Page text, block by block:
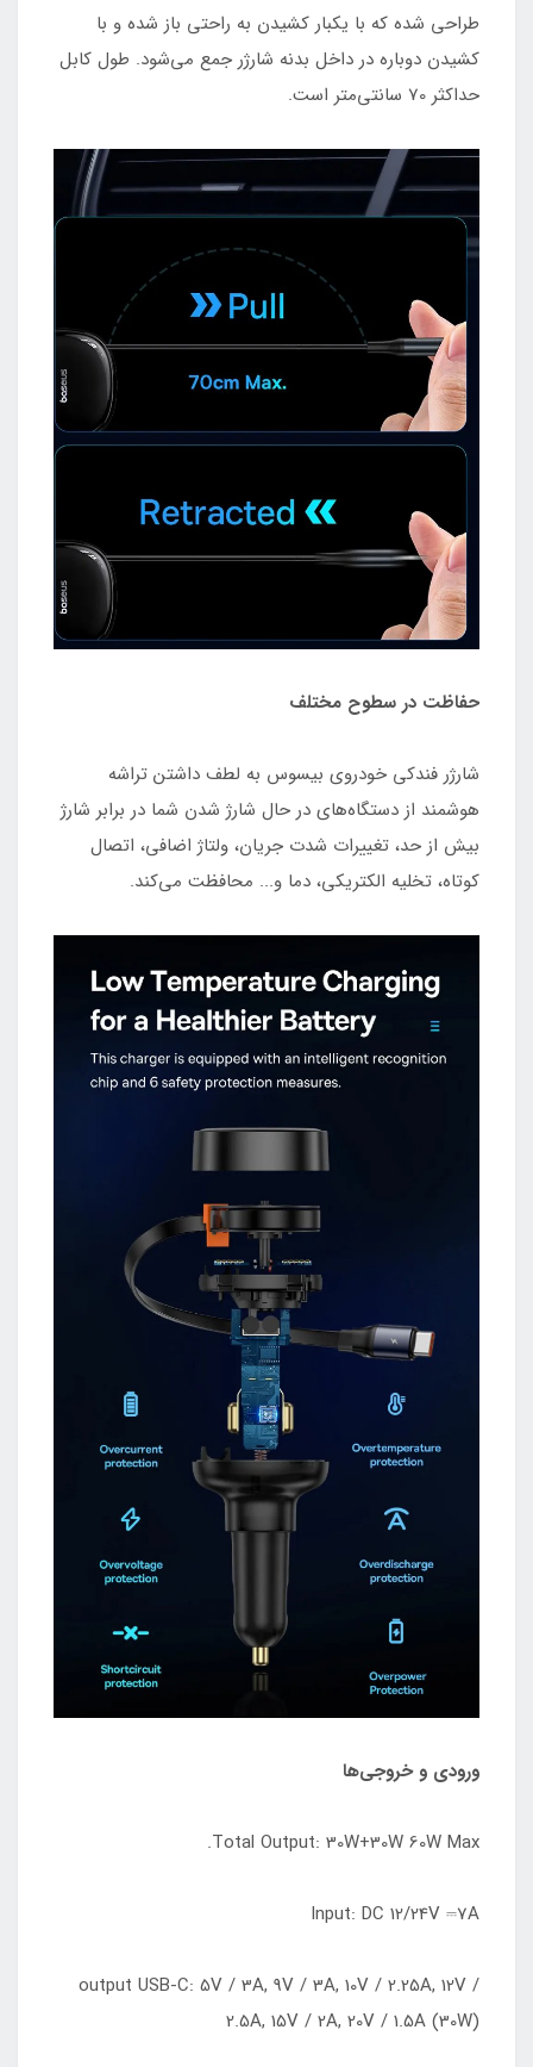
طراحی شده که با یکبار کشیدن به راحتی باز شده و با
کشیدن دوباره در داخل بدنه شارژر جمع می‌شود. طول کابل
حداکثر 70 سانتی‌متر است.
حفاظت در سطوح مختلف
شارژر فندکی خودروی بیسوس به لطف داشتن تراشه
هوشمند از دستگاه‌های در حال شارژ شدن شما در برابر شارژ
بیش از حد، تغییرات شدت جریان، ولتاژ اضافی، اتصال
کوتاه، تخلیه الکتریکی، دما و... محافظت می‌کند.
ورودی و خروجی‌ها
Total Output: 30W+30W 60W Max.
Input: DC 12/24V ⎓7A
output USB-C: 5V / 3A, 9V / 3A, 10V / 2.25A, 12V /
2.5A, 15V / 2A, 20V / 1.5A (30W)